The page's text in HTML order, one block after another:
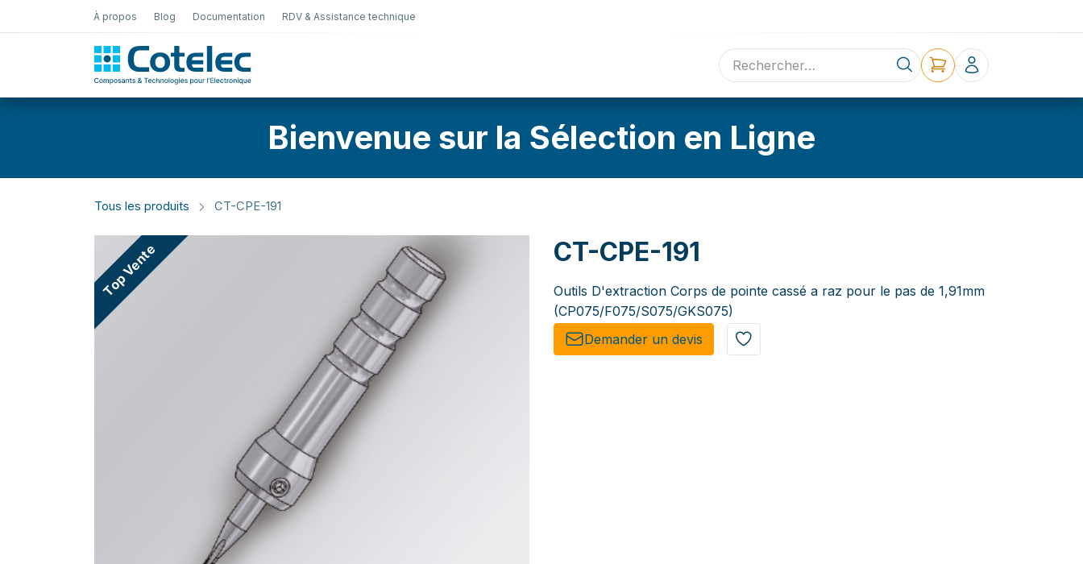
À propos Blog Documentation RDV & Assistance technique
Sélection en ligne Contact
Bienvenue sur la Sélection en Ligne
Tous les produits CT-CPE-191
Top Vente CT-CPE-191
Outils D'extraction Corps de pointe cassé a raz pour le pas de 1,91mm
(CP075/F075/S075/GKS075)
Demander un de​​vis​​